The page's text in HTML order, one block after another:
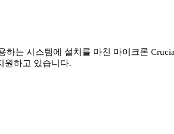
는 시스템에 설치를 마친 마이크론
원하고 있습니다.